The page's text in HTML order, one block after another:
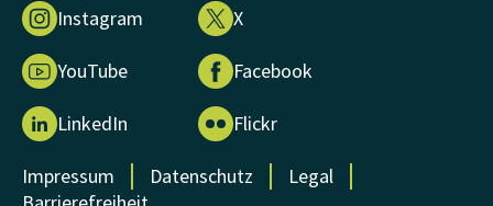
Instagram X
YouTube Facebook
LinkedIn Flickr
Impressum Datenschutz
Legal